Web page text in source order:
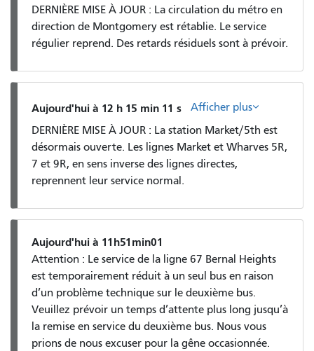
DERNIÈRE MISE À JOUR : La circulation du métro en
direction de Montgomery est rétablie. Le service
régulier reprend. Des retards résiduels sont à prévoir.
Aujourd'hui à 12 h 15 min 11 s
Afficher plus
DERNIÈRE MISE À JOUR : La station Market/5th est
désormais ouverte. Les lignes Market et Wharves 5R,
7 et 9R, en sens inverse des lignes directes,
reprennent leur service normal.
Aujourd'hui à 11h51min01
Attention : Le service de la ligne 67 Bernal Heights
est temporairement réduit à un seul bus en raison
d’un problème technique sur le deuxième bus.
Veuillez prévoir un temps d’attente plus long jusqu’à
la remise en service du deuxième bus. Nous vous
prions de nous excuser pour la gêne occasionnée.